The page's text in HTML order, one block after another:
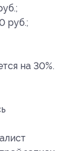
руб.;
на 30%.